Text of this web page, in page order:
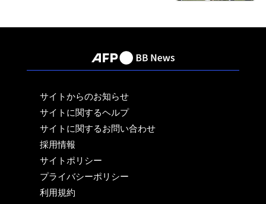
サイトからのお知らせ
サイトに関するヘルプ
サイトに関するお問い合わせ
採用情報
サイトポリシー
プライバシーポリシー
利用規約